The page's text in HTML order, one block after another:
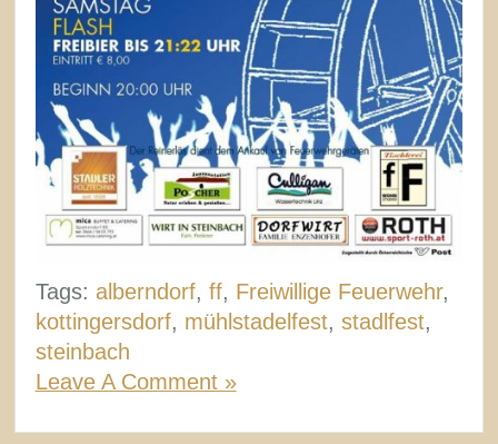
Tags: alberndorf, ff, Freiwillige Feuerwehr,
kottingersdorf, mühlstadelfest, stadlfest,
steinbach
Leave A Comment »